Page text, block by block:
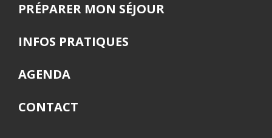
PRÉPARER MON SÉJOUR
INFOS PRATIQUES
AGENDA
CONTACT